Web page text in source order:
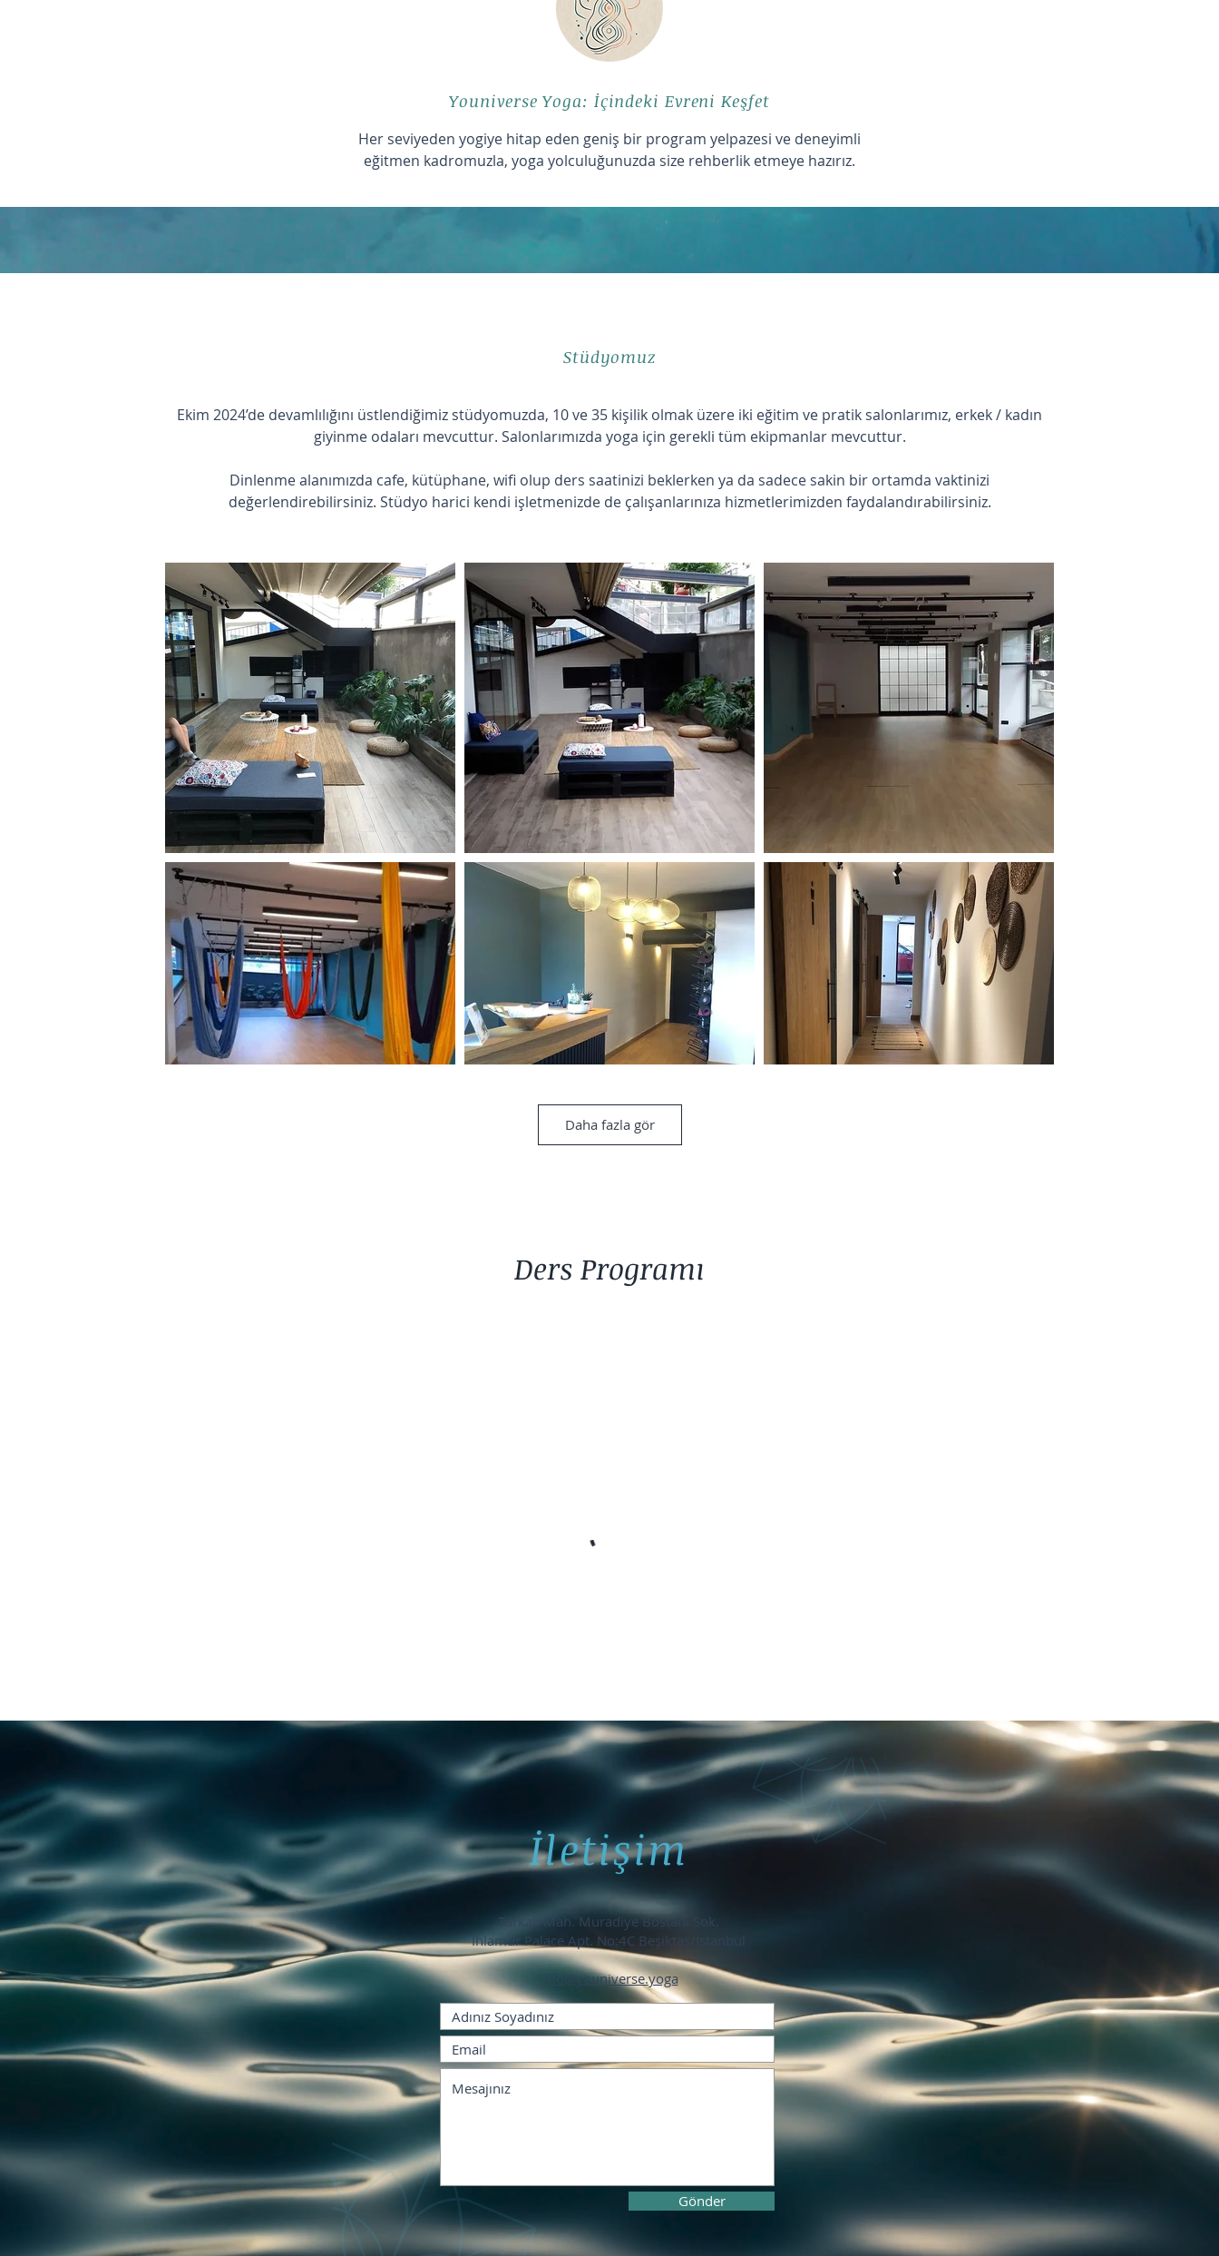
Youniverse Yoga: İçindeki Evreni Keşfet
Her seviyeden yogiye hitap eden geniş bir program yelpazesi ve deneyimli
eğitmen kadromuzla, yoga yolculuğunuzda size rehberlik etmeye hazırız.​
Stüdyomuz
Ekim 2024’de devamlılığını üstlendiğimiz stüdyomuzda, 10 ve 35 kişilik olmak üzere iki eğitim ve pratik salonlarımız, erkek / kadın
giyinme odaları mevcuttur. Salonlarımızda yoga için gerekli tüm ekipmanlar mevcuttur.
Dinlenme alanımızda cafe, kütüphane, wifi olup ders saatinizi beklerken ya da sadece sakin bir ortamda vaktinizi
değerlendirebilirsiniz. Stüdyo harici kendi işletmenizde de çalışanlarınıza hizmetlerimizden faydalandırabilirsiniz.
Daha fazla gör
Ders Programı
İletişim
Türkali Mah. Muradiye Bostanı Sok.
Ihlamur Palace Apt. No:4C Beşiktaş/İstanbul
info@youniverse.yoga
Gönder